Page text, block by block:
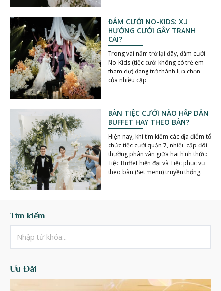
ĐÁM CƯỚI NO-KIDS: XU
HƯỚNG CƯỚI GÂY TRANH
CÃI?
Trong vài năm trở lại đây, đám cưới
No-Kids (tiệc cưới không có trẻ em
tham dự) đang trở thành lựa chọn
của nhiều cặp
BÀN TIỆC CƯỚI NÀO HẤP DẪN
BUFFET HAY THEO BÀN?
Hiện nay, khi tìm kiếm các địa điểm tổ
chức tiệc cưới quận 7, nhiều cặp đôi
thường phân vân giữa hai hình thức:
Tiệc Buffet hiện đại và Tiệc phục vụ
theo bàn (Set menu) truyền thống.
Tìm kiếm
Ưu Đãi